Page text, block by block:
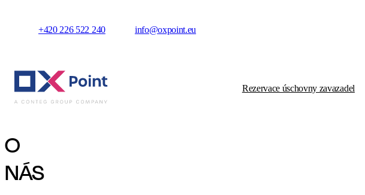
+420 226 522 240 info@oxpoint.eu
Rezervace úschovny zavazadel
O
NÁS